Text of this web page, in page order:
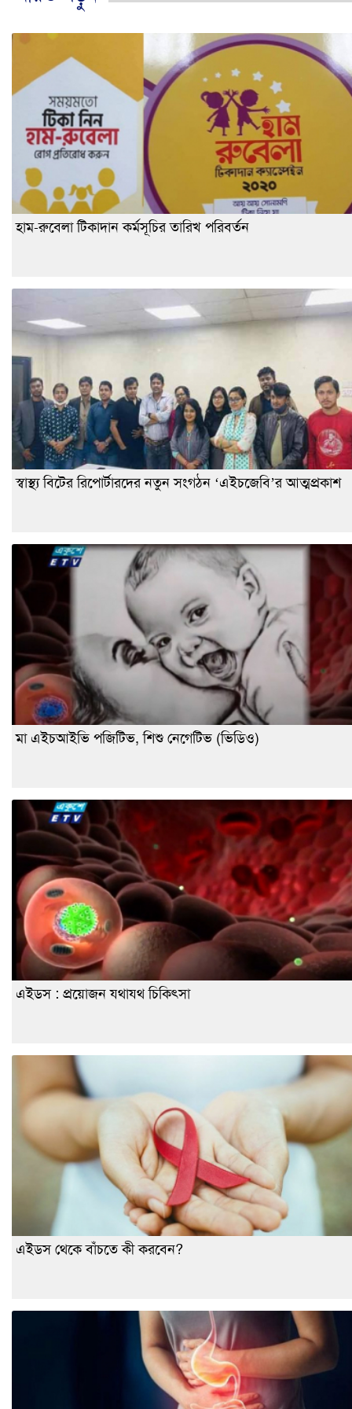
হাম-রুবেলা টিকাদান কর্মসূচির তারিখ পরিবর্তন
স্বাস্থ্য বিটের রিপোর্টারদের নতুন সংগঠন ‘এইচজেবি’র আত্মপ্রকাশ
মা এইচআইভি পজিটিভ, শিশু নেগেটিভ (ভিডিও)
এইডস : প্রয়োজন যথাযথ চিকিৎসা
এইডস থেকে বাঁচতে কী করবেন?